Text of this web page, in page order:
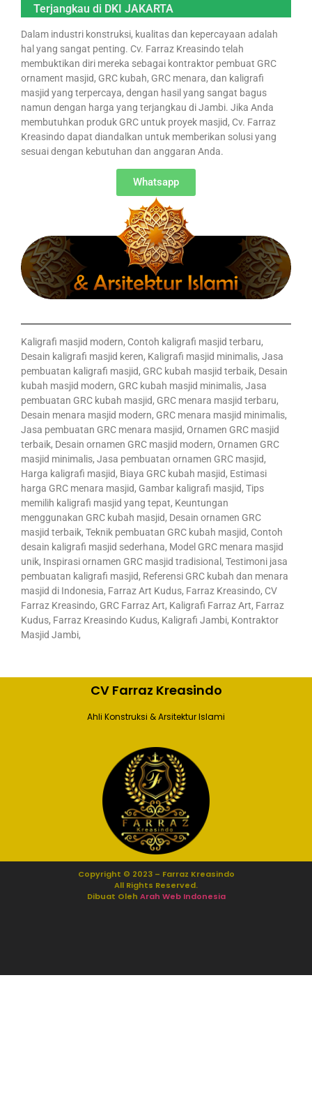
Terjangkau di DKI JAKARTA
Dalam industri konstruksi, kualitas dan kepercayaan adalah
hal yang sangat penting. Cv. Farraz Kreasindo telah
membuktikan diri mereka sebagai kontraktor pembuat GRC
ornament masjid, GRC kubah, GRC menara, dan kaligrafi
masjid yang terpercaya, dengan hasil yang sangat bagus
namun dengan harga yang terjangkau di Jambi. Jika Anda
membutuhkan produk GRC untuk proyek masjid, Cv. Farraz
Kreasindo dapat diandalkan untuk memberikan solusi yang
sesuai dengan kebutuhan dan anggaran Anda.
Whatsapp
Kaligrafi masjid modern, Contoh kaligrafi masjid terbaru,
Desain kaligrafi masjid keren, Kaligrafi masjid minimalis, Jasa
pembuatan kaligrafi masjid, GRC kubah masjid terbaik, Desain
kubah masjid modern, GRC kubah masjid minimalis, Jasa
pembuatan GRC kubah masjid, GRC menara masjid terbaru,
Desain menara masjid modern, GRC menara masjid minimalis,
Jasa pembuatan GRC menara masjid, Ornamen GRC masjid
terbaik, Desain ornamen GRC masjid modern, Ornamen GRC
masjid minimalis, Jasa pembuatan ornamen GRC masjid,
Harga kaligrafi masjid, Biaya GRC kubah masjid, Estimasi
harga GRC menara masjid, Gambar kaligrafi masjid, Tips
memilih kaligrafi masjid yang tepat, Keuntungan
menggunakan GRC kubah masjid, Desain ornamen GRC
masjid terbaik, Teknik pembuatan GRC kubah masjid, Contoh
desain kaligrafi masjid sederhana, Model GRC menara masjid
unik, Inspirasi ornamen GRC masjid tradisional, Testimoni jasa
pembuatan kaligrafi masjid, Referensi GRC kubah dan menara
masjid di Indonesia, Farraz Art Kudus, Farraz Kreasindo, CV
Farraz Kreasindo, GRC Farraz Art, Kaligrafi Farraz Art, Farraz
Kudus, Farraz Kreasindo Kudus, Kaligrafi Jambi, Kontraktor
Masjid Jambi,
CV Farraz Kreasindo
Ahli Konstruksi & Arsitektur Islami
Copyright © 2023 – Farraz Kreasindo
All Rights Reserved.
Dibuat Oleh Arah Web Indonesia